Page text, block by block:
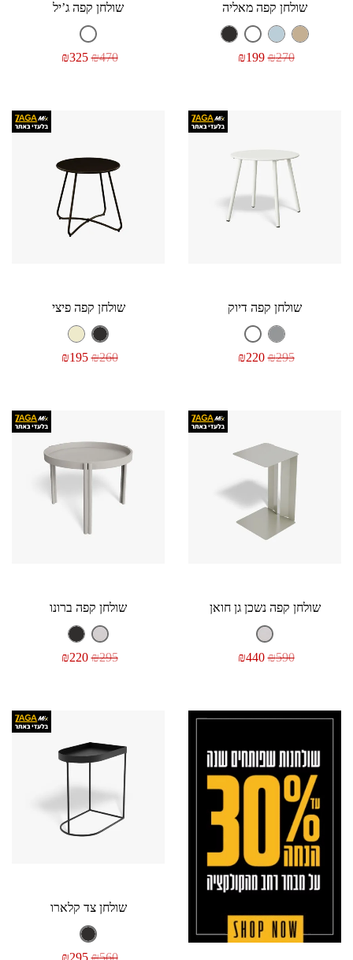
שולחן קפה מאליה
₪270
₪199
שולחן קפה ג’יל
₪470
₪325
שולחן קפה דיוק
₪295
₪220
שולחן קפה פיצי
₪260
₪195
שולחן קפה נשכן גן חואן
₪590
₪440
שולחן קפה ברונו
₪295
₪220
שולחן צד קלארו